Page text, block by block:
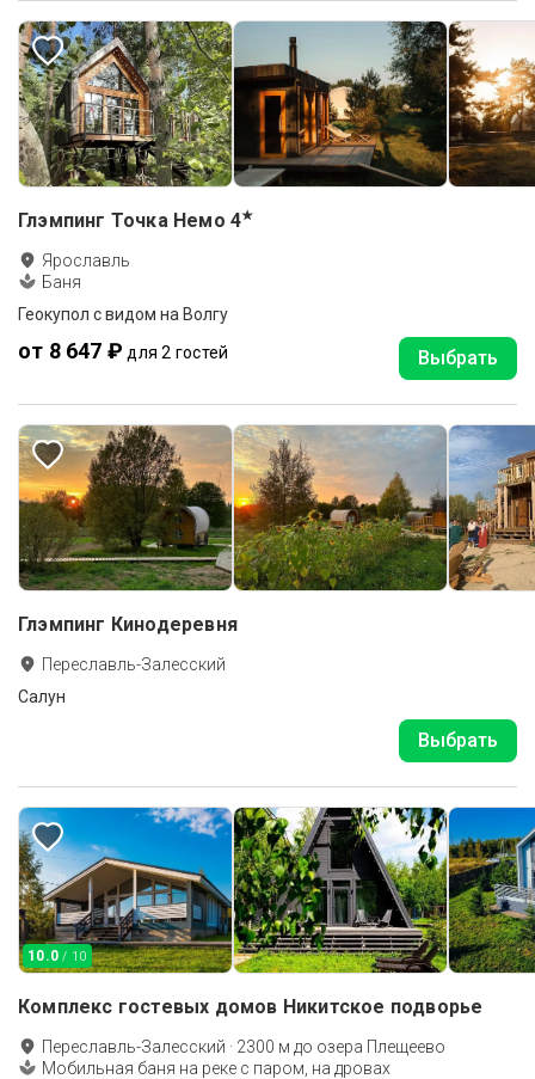
Глэмпинг Точка Немо 4★
Ярославль
Баня
Геокупол с видом на Волгу
от 8 647 ₽ для 2 гостей Выбрать
Глэмпинг Кинодеревня
Переславль-Залесский
Салун
Выбрать
10.0 / 10
Комплекс гостевых домов Никитское подворье
Переславль-Залесский · 2300 м до озера Плещеево
Мобильная баня на реке с паром, на дровах